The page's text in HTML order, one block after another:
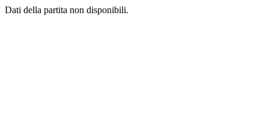
Dati della partita non disponibili.